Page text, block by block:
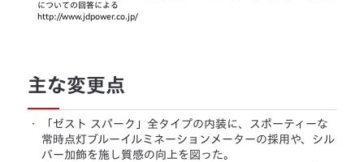
についての回答による
http://www.jdpower.co.jp/
主な変更点
・
「ゼスト スパーク」全タイプの内装に、スポーティーな
常時点灯ブルーイルミネーションメーターの採用や、シル
バー加飾を施し質感の向上を図った。